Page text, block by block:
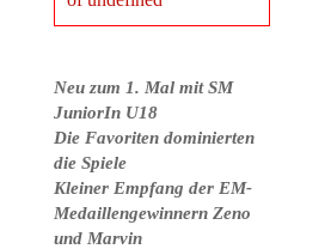
Neu zum 1. Mal mit SM
JuniorIn U18
Die Favoriten dominierten
die Spiele
Kleiner Empfang der EM-
Medaillengewinnern Zeno
und Marvin